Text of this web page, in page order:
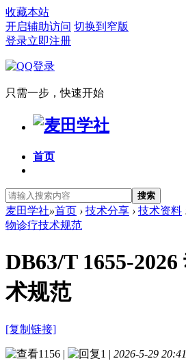
收藏本站
开启辅助访问 切换到窄版
登录立即注册
只需一步，快速开始
首页
搜索
麦田学社»首页 › 技术分享 › 技术资料
物诊疗技术规范
DB63/T 1655-
术规范
[复制链接]
1156 | 1 | 2026-5-29 20:41